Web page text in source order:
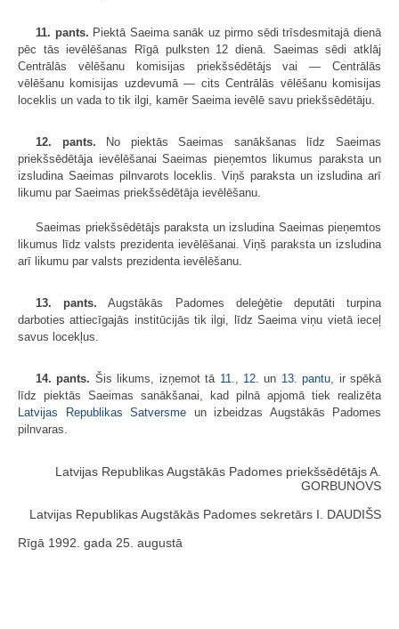
11. pants. Piektā Saeima sanāk uz pirmo sēdi trīsdesmitajā dienā
pēc tās ievēlēšanas Rīgā pulksten 12 dienā. Saeimas sēdi atklāj
Centrālās vēlēšanu komisijas priekšsēdētājs vai — Centrālās
vēlēšanu komisijas uzdevumā — cits Centrālās vēlēšanu komisijas
loceklis un vada to tik ilgi, kamēr Saeima ievēlē savu priekšsēdētāju.
12. pants. No piektās Saeimas sanākšanas līdz Saeimas
priekšsēdētāja ievēlēšanai Saeimas pieņemtos likumus paraksta un
izsludina Saeimas pilnvarots loceklis. Viņš paraksta un izsludina arī
likumu par Saeimas priekšsēdētāja ievēlēšanu.
Saeimas priekšsēdētājs paraksta un izsludina Saeimas pieņemtos
likumus līdz valsts prezidenta ievēlēšanai. Viņš paraksta un izsludina
arī likumu par valsts prezidenta ievēlēšanu.
13. pants. Augstākās Padomes deleģētie deputāti turpina
darboties attiecīgajās institūcijās tik ilgi, līdz Saeima viņu vietā ieceļ
savus locekļus.
14. pants. Šis likums, izņemot tā 11. 12.un 13. pantu , ir spēkā
līdz piektās Saeimas sanākšanai, kad pilnā apjomā tiek realizēta
Latvijas Republikas Satversme un izbeidzas Augstākās Padomes
pilnvaras.
Latvijas Republikas Augstākās Padomes priekšsēdētājs A.
GORBUNOVS
Latvijas Republikas Augstākās Padomes sekretārs I. DAUDIŠS
Rīgā 1992. gada 25. augustā